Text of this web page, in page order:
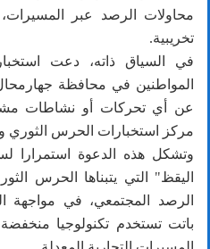
محاولات الرصد عبر
تخريبية.
في السياق ذاته، دعت
المواطنين في محافظة
عن أي تحركات أو نشاطات
مركز استخبارات الحرس الثوري
وتشكل هذه الدعوة استمرارا
اليقظ" التي يتبناها الحرس
الرصد المجتمعي، في مواجهة
باتت تستخدم تكنولوجيا منخفضة